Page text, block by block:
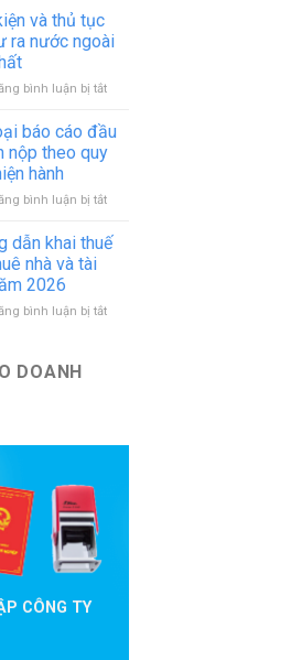
ký
hoạt
cơ
in
mới
sáp
nhập
nghiệp
quy
và thủ tục
ra nước ngoài
bình luận bị tắtở
kiện
đầu
ra
nhất
báo cáo đầu
nộp theo quy
hành
bình luận bị tắtở
loại
báo
tư
hành
dẫn khai thuế
nhà và tài
2026
bình luận bị tắtở
DOANH
CÔNG TY